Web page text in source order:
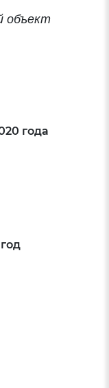
объект
года